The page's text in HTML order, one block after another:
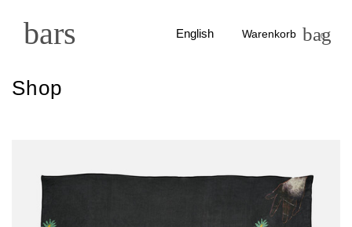
bars English Warenkorb bag
0
Shop